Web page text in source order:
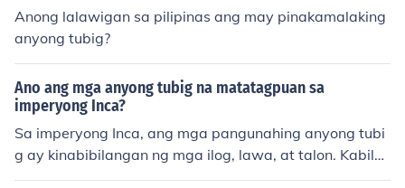
unahing suliranin ng lipunan?BY: Jeffrey A. Melchor.FB e
mail: jeffreymelchor126@yahoo.comJeffrey Atienza Mel
Anong lalawigan sa pilipinas ang may pinakamalaking
anyong tubig?
Ano ang mga anyong tubig na matatagpuan sa
imperyong Inca?
Sa imperyong Inca, ang mga pangunahing anyong tubi
g ay kinabibilangan ng mga ilog, lawa, at talon. Kabila
ng dito ang mga ilog tulad ng Urubamba at Apurímac,